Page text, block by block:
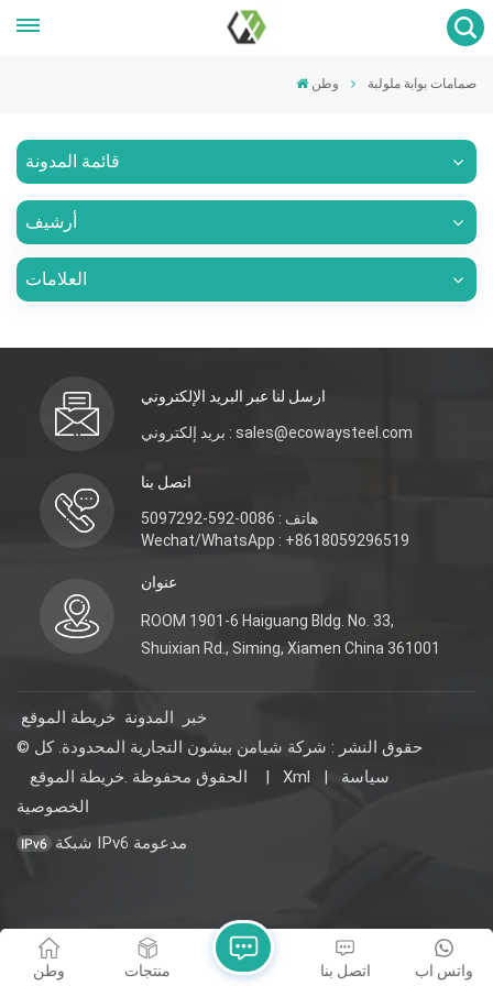
وطن صمامات بوابة ملولبة
قائمة المدونة
أرشيف
العلامات
ارسل لنا عبر البريد الإلكتروني
بريد إلكتروني : sales@ecowaysteel.com
اتصل بنا
هاتف : 0086-592-5097292
Wechat/WhatsApp : +8618059296519
عنوان
ROOM 1901-6 Haiguang Bldg. No. 33,
Shuixian Rd., Siming, Xiamen China 361001
خريطة الموقع المدونة
خبر
© حقوق النشر : شركة شيامن بيشون التجارية المحدودة. كل
الحقوق محفوظة .
| Xml |
سياسة
الخصوصية
شبكة IPv6 مدعومة
وطن منتجات واتس اب اتصل بنا